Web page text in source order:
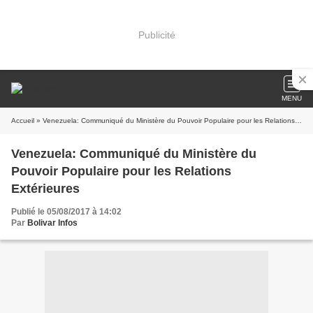
Publicité
MENU
Accueil » Venezuela: Communiqué du Ministère du Pouvoir Populaire pour les Relations Extérieures
Venezuela: Communiqué du Ministère du
Pouvoir Populaire pour les Relations
Extérieures
Publié le 05/08/2017 à 14:02
Par Bolivar Infos